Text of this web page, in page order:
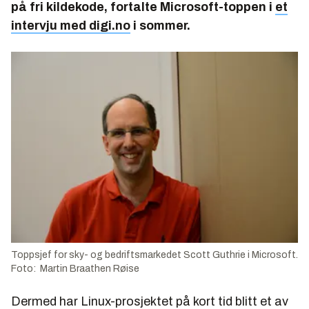
på fri kildekode, fortalte Microsoft-toppen i et
intervju med digi.no i sommer.
Toppsjef for sky- og bedriftsmarkedet Scott Guthrie i Microsoft.
Foto: Martin Braathen Røise
Dermed har Linux-prosjektet på kort tid blitt et av